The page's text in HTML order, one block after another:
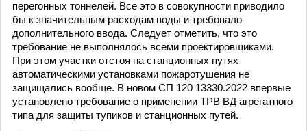
перегонных тоннелей. Все это в совокупности приводило
бы к значительным расходам воды и требовало
дополнительного ввода. Следует отметить, что это
требование не выполнялось всеми проектировщиками.
При этом участки отстоя на станционных путях
автоматическими установками пожаротушения не
защищались вообще. В новом СП 120 13330.2022 впервые
установлено требование о применении ТРВ ВД агрегатного
типа для защиты тупиков и станционных путей.